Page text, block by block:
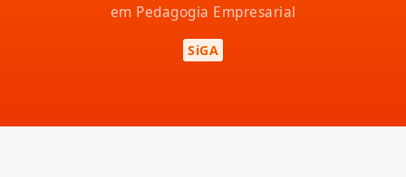
em Pedagogia Empresarial
SiGA